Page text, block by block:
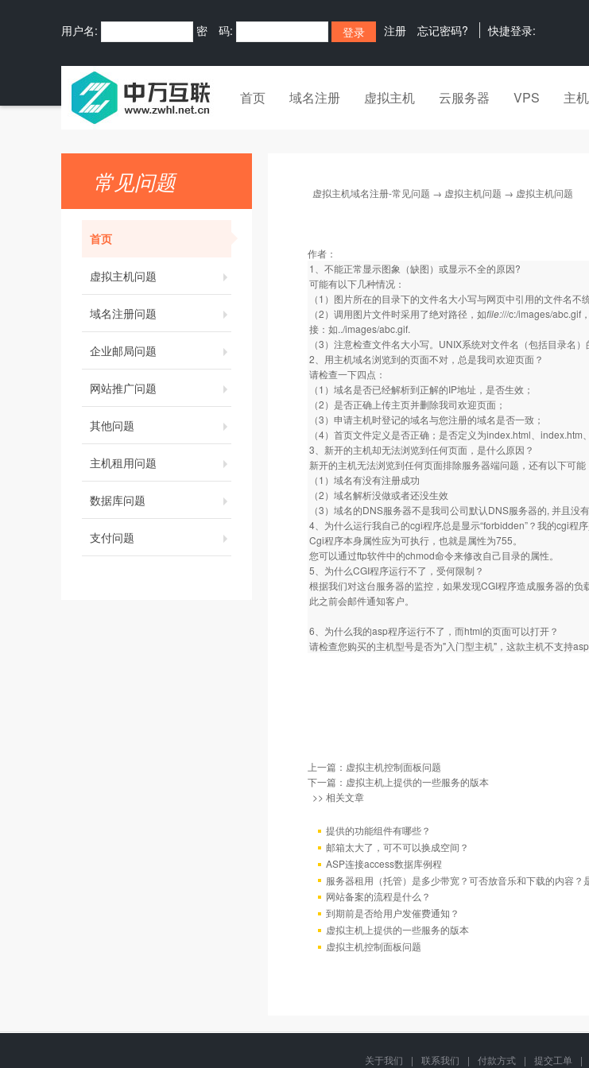
用户名: 密 码: 注册 忘记密码? 快捷登录:
首页 域名注册 虚拟主机 云服务器 VPS 主
常见问题
首页
虚拟主机问题
域名注册问题
企业邮局问题
网站推广问题
其他问题
主机租用问题
数据库问题
支付问题
虚拟主机域名注册-常见问题 → 虚拟主机问题 → 虚拟主机问题
作者：
1、不能正常显示图象（缺图）或显示不全的原因?
可能有以下几种情况：
（1）图片所在的目录下的文件名大小写与网页中引用的文件名不
（2）调用图片文件时采用了绝对路径，如file:///c:/images/abc.gif
接：如../images/abc.gif.
（3）注意检查文件名大小写。UNIX系统对文件名（包括目录名）
2、用主机域名浏览到的页面不对，总是我司欢迎页面？
请检查一下四点：
（1）域名是否已经解析到正解的IP地址，是否生效；
（2）是否正确上传主页并删除我司欢迎页面；
（3）申请主机时登记的域名与您注册的域名是否一致；
（4）首页文件定义是否正确；是否定义为index.html、index.htm
3、新开的主机却无法浏览到任何页面，是什么原因？
新开的主机无法浏览到任何页面排除服务器端问题，还有以下可能
（1）域名有没有注册成功
（2）域名解析没做或者还没生效
（3）域名的DNS服务器不是我司公司默认DNS服务器的, 并且没
4、为什么运行我自己的cgi程序总是显示“forbidden”？我的cgi程
Cgi程序本身属性应为可执行，也就是属性为755。
您可以通过ftp软件中的chmod命令来修改自己目录的属性。
5、为什么CGI程序运行不了，受何限制？
根据我们对这台服务器的监控，如果发现CGI程序造成服务器的
此之前会邮件通知客户。
6、为什么我的asp程序运行不了，而html的页面可以打开？
请检查您购买的主机型号是否为"入门型主机"，这款主机不支持
上一篇： 虚拟主机控制面板问题
下一篇： 虚拟主机上提供的一些服务的版本
>> 相关文章
提供的功能组件有哪些？
邮箱太大了，可不可以换成空间？
ASP连接access数据库例程
服务器租用（托管）是多少带宽？可否放音乐和下载的内容？
网站备案的流程是什么？
到期前是否给用户发催费通知？
虚拟主机上提供的一些服务的版本
虚拟主机控制面板问题
关于我们 | 联系我们 | 付款方式 | 提交工单 |